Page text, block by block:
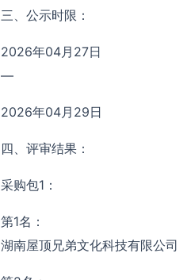
三、公示时限：
2026年04月27日
—
2026年04月29日
四、评审结果：
采购包1：
第1名：
湖南屋顶兄弟文化科技有限公司